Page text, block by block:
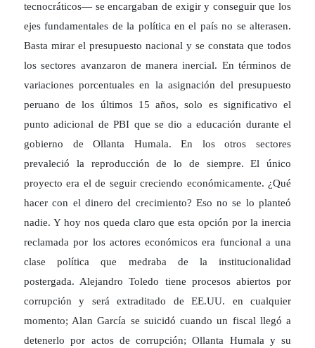
tecnocráticos— se encargaban de exigir y conseguir que los
ejes fundamentales de la política en el país no se alterasen.
Basta mirar el presupuesto nacional y se constata que todos
los sectores avanzaron de manera inercial. En términos de
variaciones porcentuales en la asignación del presupuesto
peruano de los últimos 15 años, solo es significativo el
punto adicional de PBI que se dio a educación durante el
gobierno de Ollanta Humala. En los otros sectores
prevaleció la reproducción de lo de siempre. El único
proyecto era el de seguir creciendo económicamente. ¿Qué
hacer con el dinero del crecimiento? Eso no se lo planteó
nadie. Y hoy nos queda claro que esta opción por la inercia
reclamada por los actores económicos era funcional a una
clase política que medraba de la institucionalidad
postergada. Alejandro Toledo tiene procesos abiertos por
corrupción y será extraditado de EE.UU. en cualquier
momento; Alan García se suicidó cuando un fiscal llegó a
detenerlo por actos de corrupción; Ollanta Humala y su